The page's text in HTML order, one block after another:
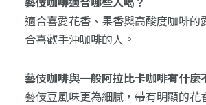
適合喜愛花香、果香與高酸度咖啡的
合喜歡手沖咖啡的人。
藝伎咖啡與一般阿拉比卡咖啡有什麼
藝伎豆風味更為細膩，帶有明顯的花